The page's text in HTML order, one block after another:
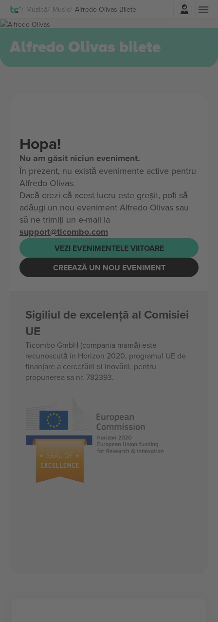
Muzică Music Alfredo Olivas Bilete
Autentificare
Alfredo Olivas bilete
Hopa!
Nu am găsit niciun eveniment.
În prezent, nu există evenimente active pentru
Alfredo Olivas.
Dacă crezi că acest lucru este greșit, poți să
adăugi un nou eveniment Alfredo Olivas sau
să ne trimiți un e-mail la
support@ticombo.com
VEZI EVENIMENTELE VIITOARE
CREEAZĂ UN NOU EVENIMENT
Sigiliul de excelență al Comisiei
UE
Ticombo GmbH (compania mamă) este
recunoscută în Horizon 2020, programul UE de
finanțare a cercetării și inovării, pentru
propunerea sa nr. 782393.